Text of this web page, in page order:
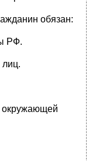
обязан:
РФ.
лиц.
окружающей